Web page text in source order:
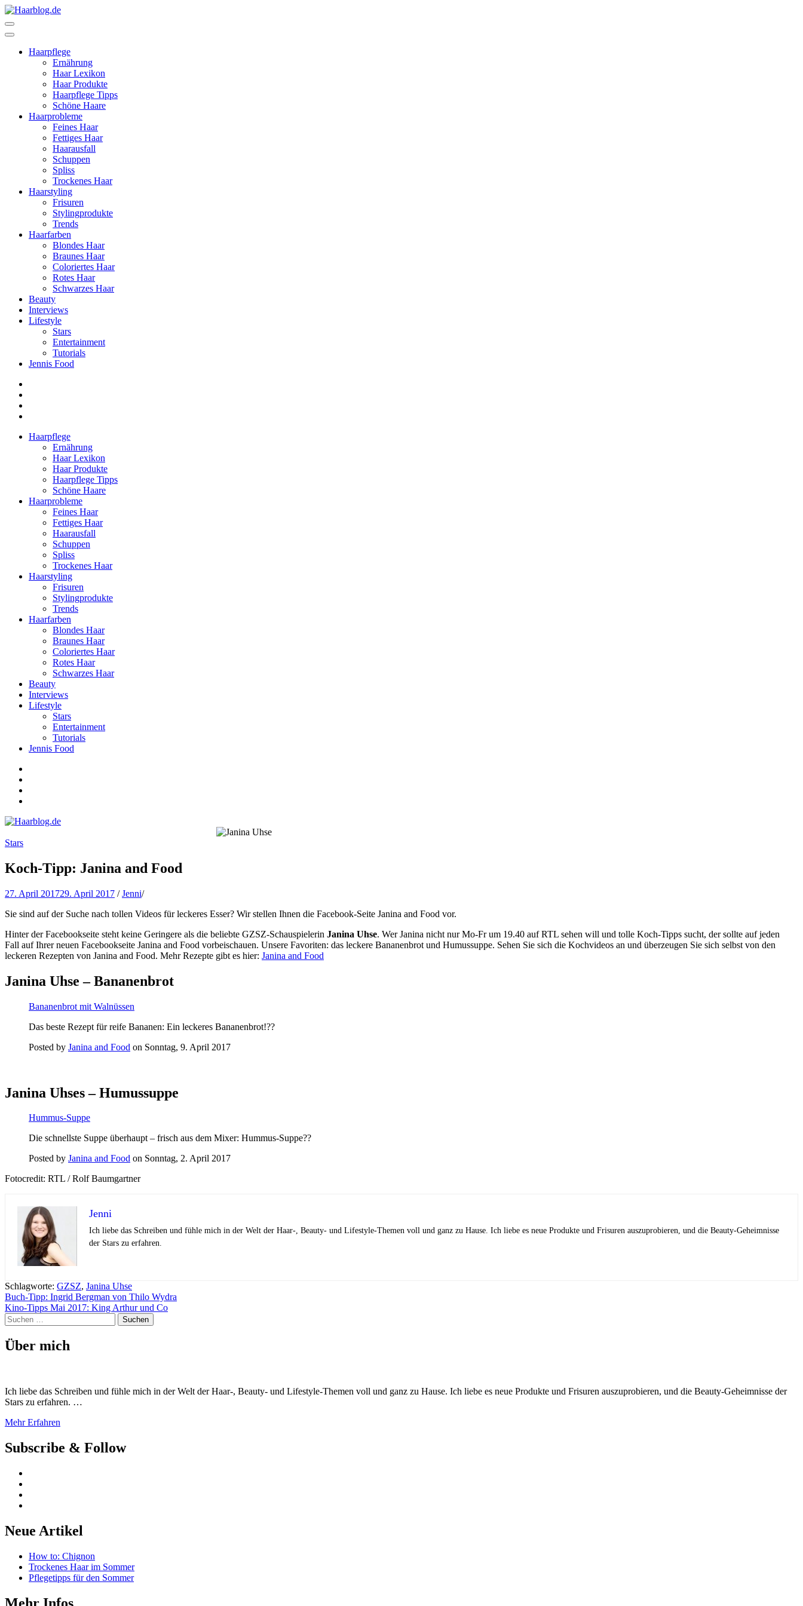
Zum
Inhalt
springen
drücken)Haarpflege
Ernährung
Haar Lexikon
Haar Produkte
Haarpflege Tipps
Schöne Haare
Haarprobleme
Feines Haar
Fettiges Haar
Haarausfall
Schuppen
Spliss
Trockenes Haar
Haarstyling
Frisuren
Stylingprodukte
Trends
Haarfarben
Blondes Haar
Braunes Haar
Coloriertes Haar
Rotes Haar
Schwarzes Haar
Beauty
Interviews
Lifestyle
Stars
Entertainment
Tutorials
Jennis Food
Haarpflege
Ernährung
Haar Lexikon
Haar Produkte
Haarpflege Tipps
Schöne Haare
Haarprobleme
Feines Haar
Fettiges Haar
Haarausfall
Schuppen
Spliss
Trockenes Haar
Haarstyling
Frisuren
Stylingprodukte
Trends
Haarfarben
Blondes Haar
Braunes Haar
Coloriertes Haar
Rotes Haar
Schwarzes Haar
Beauty
Interviews
Lifestyle
Stars
Entertainment
Tutorials
Jennis Food
Haarblog.de
Haarpflege | Haarstyling | Beauty | Entertainment
Stars
Koch-Tipp: Janina and Food
27. April 201729. April 2017 /Jenni/
Sie sind auf der Suche nach tollen Videos für leckeres Esser? Wir stellen Ihnen die Facebook-Seite Janina and Food vor.
Hinter der Facebookseite steht keine Geringere als die beliebte GZSZ-Schauspielerin Janina Uhse. Wer Janina nicht nur Mo-Fr um 19.40 auf RTL sehen will und tolle Koch-Tipps sucht, der sollte auf jeden
Fall auf Ihrer neuen Facebookseite Janina and Food vorbeischauen. Unsere Favoriten: das leckere Bananenbrot und Humussuppe. Sehen Sie sich die Kochvideos an und überzeugen Sie sich selbst von den
leckeren Rezepten von Janina and Food. Mehr Rezepte gibt es hier: Janina and Food
Janina Uhse – Bananenbrot
Bananenbrot mit Walnüssen
Das beste Rezept für reife Bananen: Ein leckeres Bananenbrot!??
Posted by Janina and Food on Sonntag, 9. April 2017
Janina Uhses – Humussuppe
Hummus-Suppe
Die schnellste Suppe überhaupt – frisch aus dem Mixer: Hummus-Suppe??
Posted by Janina and Food on Sonntag, 2. April 2017
Fotocredit: RTL / Rolf Baumgartner
Jenni
Ich liebe das Schreiben und fühle mich in der Welt der Haar-, Beauty- und Lifestyle-Themen voll und ganz zu Hause. Ich liebe es neue Produkte und Frisuren auszuprobieren, und die Beauty-Geheimnisse
der Stars zu erfahren.
Schlagworte: GZSZ, Janina Uhse
Beitragsnavigation
Buch-Tipp: Ingrid Bergman von Thilo Wydra
Kino-Tipps Mai 2017: King Arthur und Co
Suchen
nach:
Über mich
Ich liebe das Schreiben und fühle mich in der Welt der Haar-, Beauty- und Lifestyle-Themen voll und ganz zu Hause. Ich liebe es neue Produkte und Frisuren auszuprobieren, und die Beauty-Geheimnisse der
Stars zu erfahren. …
Mehr Erfahren
Subscribe & Follow
Neue Artikel
How to: Chignon
Trockenes Haar im Sommer
Pflegetipps für den Sommer
Mehr Infos